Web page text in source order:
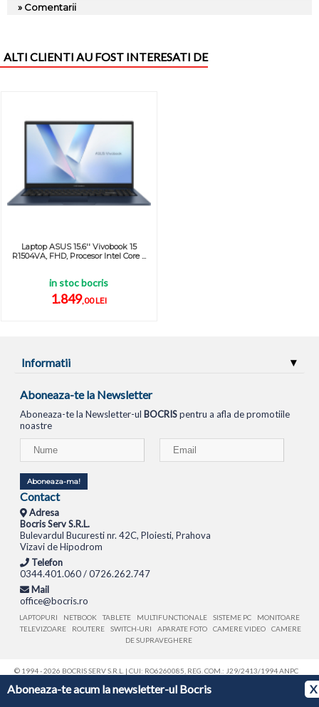
Aboneaza-te acum la newsletter-ul Bocris
X
» Comentarii
ALTI CLIENTI AU FOST INTERESATI DE
Laptop ASUS 15.6'' Vivobook 15
R1504VA, FHD, Procesor Intel Core ...
in stoc bocris
1.849,00 LEI
Informatii
Aboneaza-te la Newsletter
Aboneaza-te la Newsletter-ul BOCRISpentru a afla de promotiile
noastre
Aboneaza-ma!
Contact
Adresa
Bocris Serv S.R.L.
Bulevardul Bucuresti nr. 42C, Ploiesti, Prahova
Vizavi de Hipodrom
Telefon
0344.401.060 / 0726.262.747
Mail
office@bocris.ro
LAPTOPURI NETBOOK TABLETE MULTIFUNCTIONALE SISTEME PC
MONITOARE
TELEVIZOARE
ROUTERE SWITCH-URI APARATE FOTO CAMERE VIDEO
CAMERE
DE SUPRAVEGHERE
© 1994 - 2026 BOCRIS SERV S.R.L. | CUI: RO6260085, REG. COM.: J29/2413/1994ANPC